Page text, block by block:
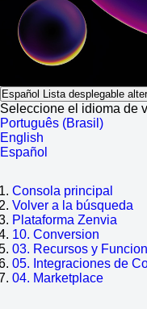
Español Lista desplegable
Seleccione el idioma de
Português (Brasil)
English
Español
Consola principal
Volver a la búsqueda
Plataforma Zenvia
10. Conversion
03. Recursos y
05. Integraciones de
04. Marketplace